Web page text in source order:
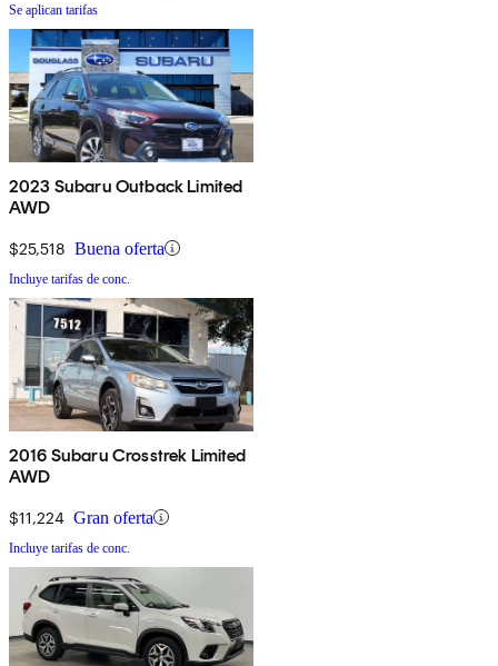
Se aplican tarifas
2023 Subaru Outback Limited
AWD
$25,518 Buena oferta
Incluye tarifas de conc.
2016 Subaru Crosstrek Limited
AWD
$11,224 Gran oferta
Incluye tarifas de conc.